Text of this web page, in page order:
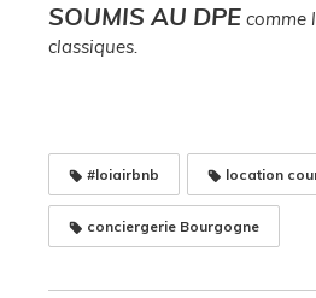
SOUMIS AU DPE comme
classiques.
#loiairbnb location
conciergerie Bourgogne